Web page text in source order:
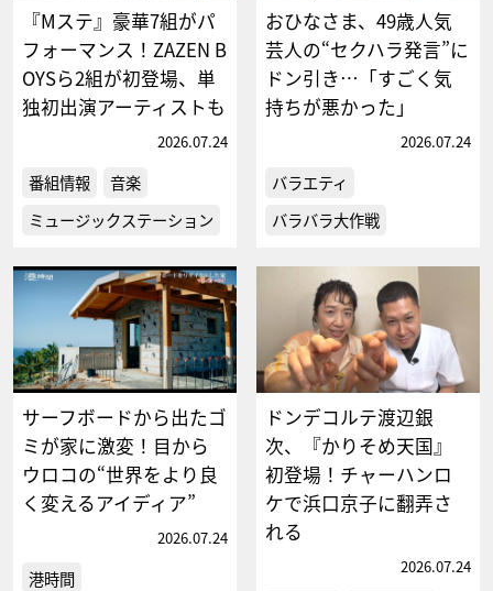
『Mステ』豪華7組がパ
フォーマンス！ZAZEN B
OYSら2組が初登場、単
独初出演アーティストも
2026.07.24
番組情報
音楽
ミュージックステーション
おひなさま、49歳人気
芸人の“セクハラ発言”に
ドン引き…「すごく気
持ちが悪かった」
2026.07.24
バラエティ
バラバラ大作戦
サーフボードから出たゴ
ミが家に激変！目から
ウロコの“世界をより良
く変えるアイディア”
2026.07.24
港時間
ドンデコルテ渡辺銀
次、『かりそめ天国』
初登場！チャーハンロ
ケで浜口京子に翻弄さ
れる
2026.07.24